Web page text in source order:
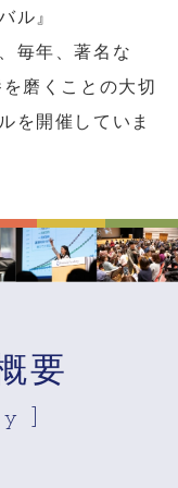
ル』
毎年、著名な
磨くことの大切
を開催していま
要
]